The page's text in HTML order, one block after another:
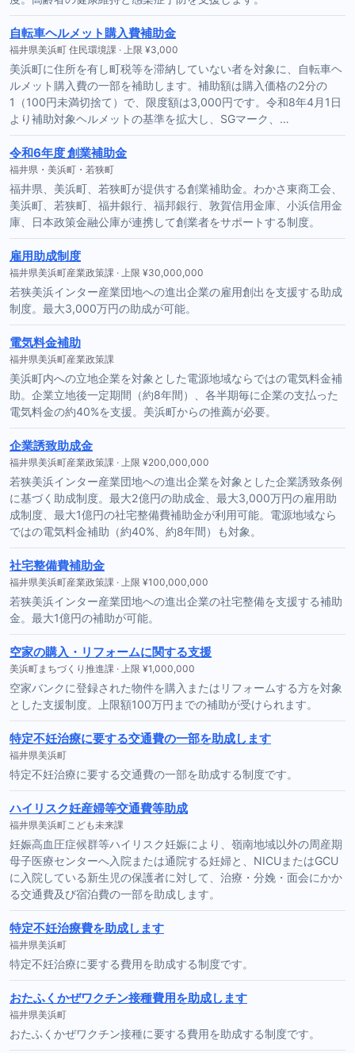
自転車ヘルメット購入費補助金
福井県美浜町 住民環境課 · 上限 ¥3,000
美浜町に住所を有し町税等を滞納していない者を対象に、自転車ヘ
ルメット購入費の一部を補助します。補助額は購入価格の2分の
1（100円未満切捨て）で、限度額は3,000円です。令和8年4月1日
より補助対象ヘルメットの基準を拡大し、SGマーク、…
令和6年度 創業補助金
福井県・美浜町・若狭町
福井県、美浜町、若狭町が提供する創業補助金。わかさ東商工会、
美浜町、若狭町、福井銀行、福邦銀行、敦賀信用金庫、小浜信用金
庫、日本政策金融公庫が連携して創業者をサポートする制度。
雇用助成制度
福井県美浜町産業政策課 · 上限 ¥30,000,000
若狭美浜インター産業団地への進出企業の雇用創出を支援する助成
制度。最大3,000万円の助成が可能。
電気料金補助
福井県美浜町産業政策課
美浜町内への立地企業を対象とした電源地域ならではの電気料金補
助。企業立地後一定期間（約8年間）、各半期毎に企業の支払った
電気料金の約40%を支援。美浜町からの推薦が必要。
企業誘致助成金
福井県美浜町産業政策課 · 上限 ¥200,000,000
若狭美浜インター産業団地への進出企業を対象とした企業誘致条例
に基づく助成制度。最大2億円の助成金、最大3,000万円の雇用助
成制度、最大1億円の社宅整備費補助金が利用可能。電源地域なら
ではの電気料金補助（約40%、約8年間）も対象。
社宅整備費補助金
福井県美浜町産業政策課 · 上限 ¥100,000,000
若狭美浜インター産業団地への進出企業の社宅整備を支援する補助
金。最大1億円の補助が可能。
空家の購入・リフォームに関する支援
美浜町まちづくり推進課 · 上限 ¥1,000,000
空家バンクに登録された物件を購入またはリフォームする方を対象
とした支援制度。上限額100万円までの補助が受けられます。
特定不妊治療に要する交通費の一部を助成します
福井県美浜町
特定不妊治療に要する交通費の一部を助成する制度です。
ハイリスク妊産婦等交通費等助成
福井県美浜町こども未来課
妊娠高血圧症候群等ハイリスク妊娠により、嶺南地域以外の周産期
母子医療センターへ入院または通院する妊婦と、NICUまたはGCU
に入院している新生児の保護者に対して、治療・分娩・面会にかか
る交通費及び宿泊費の一部を助成します。
特定不妊治療費を助成します
福井県美浜町
特定不妊治療に要する費用を助成する制度です。
おたふくかぜワクチン接種費用を助成します
福井県美浜町
おたふくかぜワクチン接種に要する費用を助成する制度です。